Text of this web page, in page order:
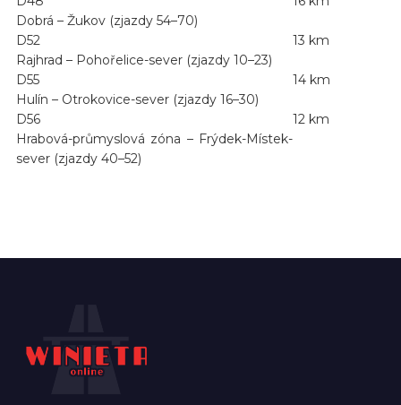
Dobrá – Žukov (zjazdy 54–70)
D52
Rajhrad – Pohořelice-sever (zjazdy 10–23)
13 km
D55
Hulín – Otrokovice-sever (zjazdy 16–30)
14 km
D56
Hrabová-průmyslová zóna – Frýdek-Místek-
sever (zjazdy 40–52)
12 km